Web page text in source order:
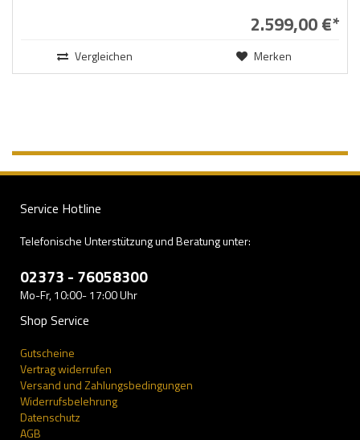
2.599,00 €*
Vergleichen Merken
Service Hotline
Telefonische Unterstützung und Beratung unter:
02373 - 76058300
Mo-Fr, 10:00- 17:00 Uhr
Shop Service
Gutscheine
Vertrag widerrufen
Versand und Zahlungsbedingungen
Widerrufsbelehrung
Datenschutz
AGB